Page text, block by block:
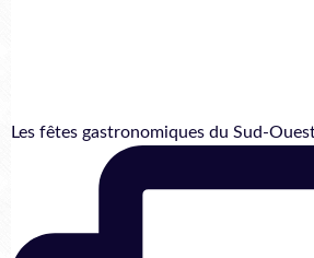
Les fêtes gastronomiques du Sud-